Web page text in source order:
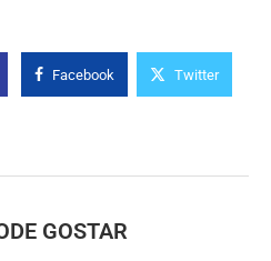
Facebook Twitter
GOSTAR